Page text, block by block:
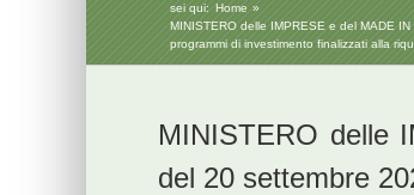
sei qui: Home
MINISTERO delle IMPRESE e del MADE
programmi di investimento finalizzati alla
MINISTERO delle
del 20 settembre